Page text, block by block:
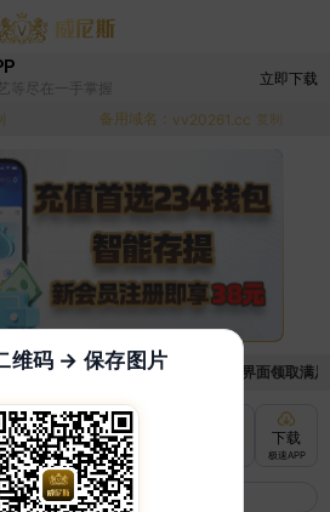
等尽在一手掌握
立即下载
备用域名： vv20261.cc 复制
系统，现在可以前往【福利中心】界面领取满
充值
快速到账
下载
极速APP
维码 → 保存图片